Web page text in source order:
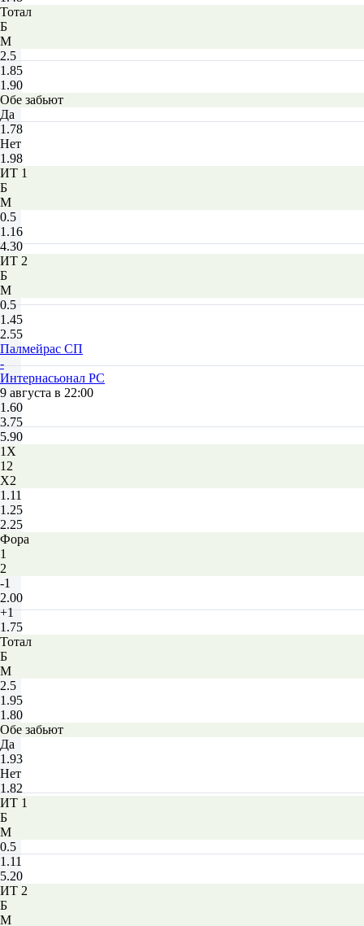
Тотал
Б
М
2.5
1.85
1.90
Обе забьют
Да
1.78
Нет
1.98
ИТ 1
Б
М
0.5
1.16
4.30
ИТ 2
Б
М
0.5
1.45
2.55
Палмейрас СП
-
Интернасьонал РС
9 августа в 22:00
1.60
3.75
5.90
1X
12
X2
1.11
1.25
2.25
Фора
1
2
-1
2.00
+1
1.75
Тотал
Б
М
2.5
1.95
1.80
Обе забьют
Да
1.93
Нет
1.82
ИТ 1
Б
М
0.5
1.11
5.20
ИТ 2
Б
М